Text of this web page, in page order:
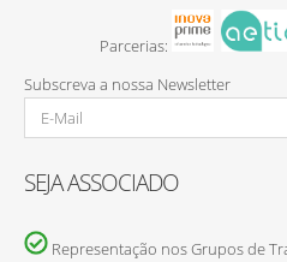
Parcerias:
Subscreva a nossa Newsletter
SEJA ASSOCIADO
Representação nos Grupos de